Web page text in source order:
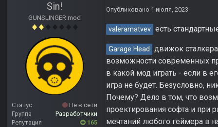
Sin!
GUNSLINGER mod
Статус
Не в сети
Группа
Разработчики
Репутация
165
Опубликовано 1 июля, 2023
valeramatvev есть
Garage Head
движок
возможности современных
в какой мод играть - если в
игра не будет. Безусловно,
Почему? Дело в том, что
проектирования софта и при
мечтаний любого геймера в